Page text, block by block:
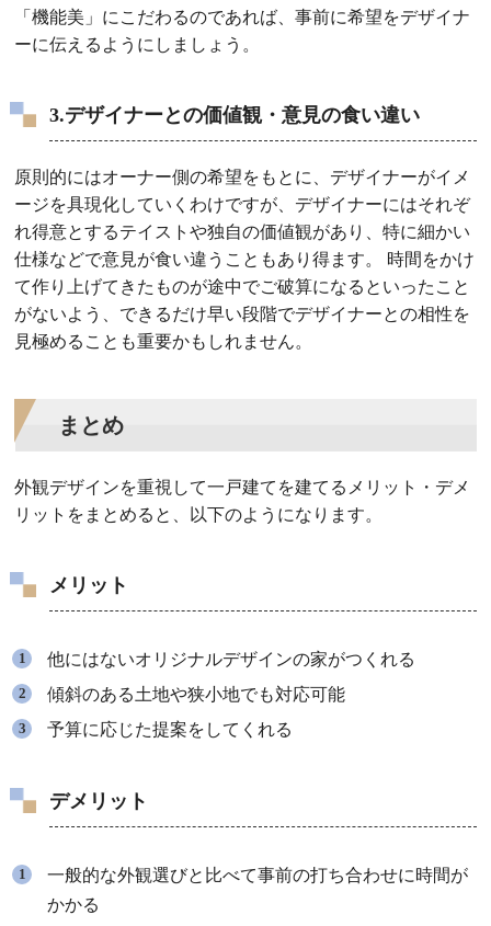
「機能美」にこだわるのであれば、事前に希望をデザイナ
ーに伝えるようにしましょう。
3.デザイナーとの価値観・意見の食い違い
原則的にはオーナー側の希望をもとに、デザイナーがイメ
ージを具現化していくわけですが、デザイナーにはそれぞ
れ得意とするテイストや独自の価値観があり、特に細かい
仕様などで意見が食い違うこともあり得ます。 時間をかけ
て作り上げてきたものが途中でご破算になるといったこと
がないよう、できるだけ早い段階でデザイナーとの相性を
見極めることも重要かもしれません。
まとめ
外観デザインを重視して一戸建てを建てるメリット・デメ
リットをまとめると、以下のようになります。
メリット
他にはないオリジナルデザインの家がつくれる
傾斜のある土地や狭小地でも対応可能
予算に応じた提案をしてくれる
デメリット
一般的な外観選びと比べて事前の打ち合わせに時間が
かかる